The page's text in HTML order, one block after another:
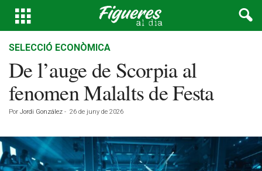
SELECCIÓ ECONÒMICA
De l’auge de Scorpia al
fenomen Malalts de Festa
Por Jordi González - 26 de juny de 2026